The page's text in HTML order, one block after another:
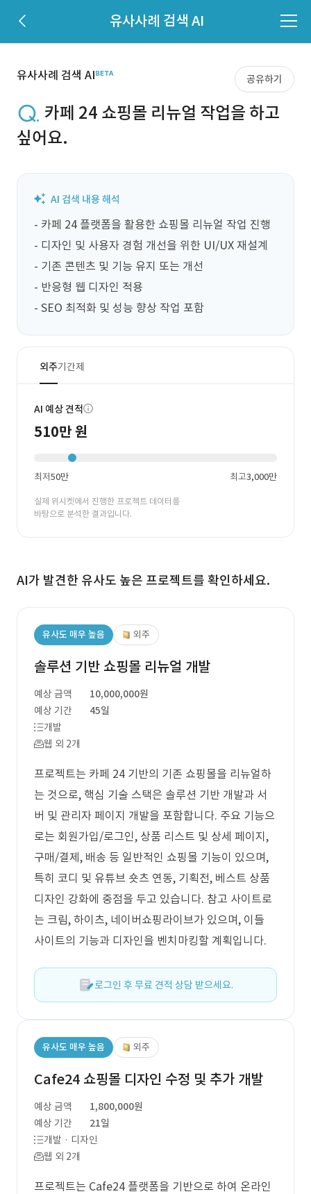
유사사례 검색 AI
유사사례 검색 AI 공유하기
카페 24 쇼핑몰 리뉴얼 작업을 하고
싶어요.
- 카페 24 플랫폼을 활용한 쇼핑몰 리뉴얼 작업 진행
- 디자인 및 사용자 경험 개선을 위한 UI/UX 재설계
- 기존 콘텐츠 및 기능 유지 또는 개선
- 반응형 웹 디자인 적용
- SEO 최적화 및 성능 향상 작업 포함
외주기간제
AI 예상 견적
510만 원
최저50만 최고3,000만
실제 위시켓에서 진행한 프로젝트 데이터를
바탕으로 분석한 결과입니다.
AI가 발견한 유사도 높은 프로젝트를 확인하세요.
유사도 매우 높음 외주
솔루션 기반 쇼핑몰 리뉴얼 개발
예상 금액
10,000,000원
예상 기간
45일
개발
웹 외 2개
프로젝트는 카페 24 기반의 기존 쇼핑몰을 리뉴얼하
는 것으로, 핵심 기술 스택은 솔루션 기반 개발과 서
버 및 관리자 페이지 개발을 포함합니다. 주요 기능으
로는 회원가입/로그인, 상품 리스트 및 상세 페이지,
구매/결제, 배송 등 일반적인 쇼핑몰 기능이 있으며,
특히 코디 및 유튜브 숏츠 연동, 기획전, 베스트 상품
디자인 강화에 중점을 두고 있습니다. 참고 사이트로
는 크림, 하이츠, 네이버쇼핑라이브가 있으며, 이들
사이트의 기능과 디자인을 벤치마킹할 계획입니다.
로그인 후 무료 견적 상담 받으세요.
유사도 매우 높음 외주
Cafe24 쇼핑몰 디자인 수정 및 추가 개발
예상 금액
1,800,000원
예상 기간
21일
개발 · 디자인
웹 외 2개
프로젝트는 Cafe24 플랫폼을 기반으로 하여 온라인